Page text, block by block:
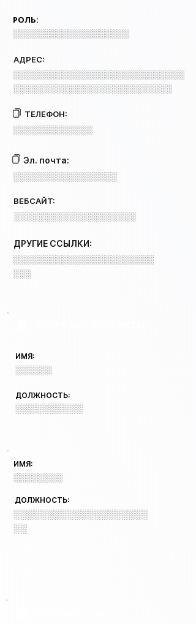
РОЛЬ:
░░░░░░░░░░░░░░░░░░░
АДРЕС:
░░░░░░░░░░░░░░░░░░░░░░░░░░░░
░░░░░░░░░░░░░░░░░░░░░░░░░░
ТЕЛЕФОН:
░░░░░░░░░░░░░
Эл. почта:
░░░░░░░░░░░░░░░░░
ВЕБСАЙТ:
░░░░░░░░░░░░░░░░░░░░
ДРУГИЕ ССЫЛКИ:
░░░░░░░░░░░░░░░░░░░░░░░
░░░
ИМЯ:
░░░░░░
ДОЛЖНОСТЬ:
░░░░░░░░░░
ИМЯ:
░░░░░░░░
ДОЛЖНОСТЬ:
░░░░░░░░░░░░░░░░░░░░
░░